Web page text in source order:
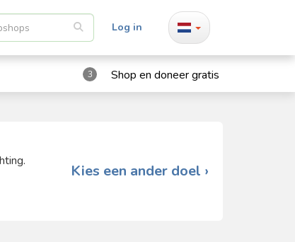
Log in
3 Shop en doneer gratis
Kies een ander doel ›